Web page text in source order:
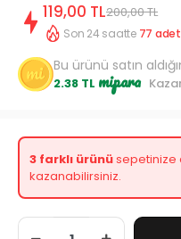
119,00 TL200,00 TL
Son 24 saatte 77 adet
Bu ürünü satın
2.38 TL mipara
3 farklı ürünüsepetinize
kazanabilirsiniz.